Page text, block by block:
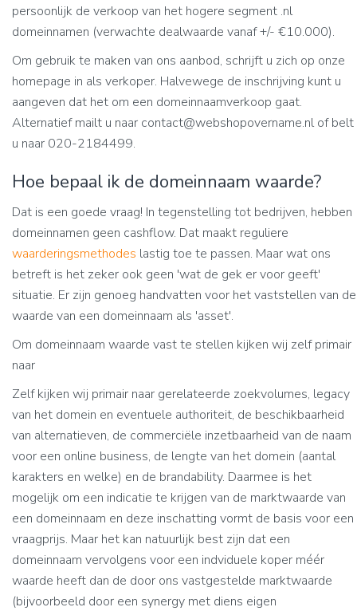
persoonlijk de verkoop van het hogere segment .nl
domeinnamen (verwachte dealwaarde vanaf +/- €10.000).
Om gebruik te maken van ons aanbod, schrijft u zich op onze
homepage in als verkoper. Halvewege de inschrijving kunt u
aangeven dat het om een domeinnaamverkoop gaat.
Alternatief mailt u naar contact@webshopovername.nl of belt
u naar 020-2184499.
Hoe bepaal ik de domeinnaam waarde?
Dat is een goede vraag! In tegenstelling tot bedrijven, hebben
domeinnamen geen cashflow. Dat maakt reguliere
waarderingsmethodes lastig toe te passen. Maar wat ons
betreft is het zeker ook geen 'wat de gek er voor geeft'
situatie. Er zijn genoeg handvatten voor het vaststellen van de
waarde van een domeinnaam als 'asset'.
Om domeinnaam waarde vast te stellen kijken wij zelf primair
naar
Zelf kijken wij primair naar gerelateerde zoekvolumes, legacy
van het domein en eventuele authoriteit, de beschikbaarheid
van alternatieven, de commerciële inzetbaarheid van de naam
voor een online business, de lengte van het domein (aantal
karakters en welke) en de brandability. Daarmee is het
mogelijk om een indicatie te krijgen van de marktwaarde van
een domeinnaam en deze inschatting vormt de basis voor een
vraagprijs. Maar het kan natuurlijk best zijn dat een
domeinnaam vervolgens voor een indviduele koper méér
waarde heeft dan de door ons vastgestelde marktwaarde
(bijvoorbeeld door een synergy met diens eigen